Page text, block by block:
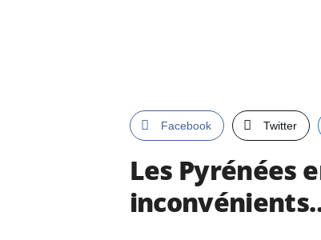
Facebook Twitter
Les Pyrénées